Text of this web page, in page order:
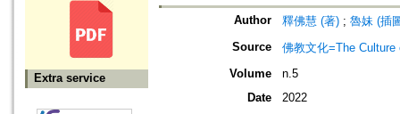
Extra service
Author 釋佛慧 (著) ; 魯妹 (插
Source
佛教文化=The
Volume
n.5
Date
2022